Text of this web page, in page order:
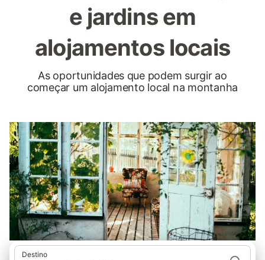
e jardins em
alojamentos locais
As oportunidades que podem surgir ao
começar um alojamento local na montanha
Destino